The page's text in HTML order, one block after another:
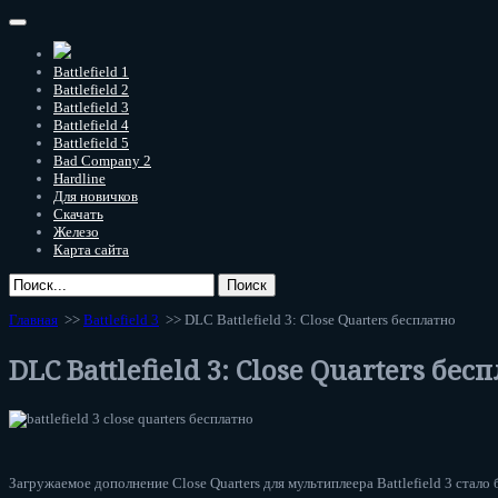
Battlefield 1
Battlefield 2
Battlefield 3
Battlefield 4
Battlefield 5
Bad Company 2
Hardline
Для новичков
Скачать
Железо
Карта сайта
Главная >> Battlefield 3 >> DLC Battlefield 3: Close Quarters бесплатно
DLC Battlefield 3: Close Quarters
Загружаемое дополнение Close Quarters для мультиплеера Battlefield 3 стало